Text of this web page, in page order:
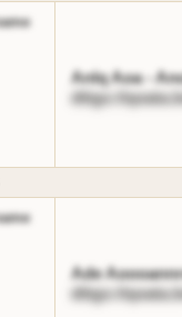
Anlq Aoa -
dttgs://
Ade
dttgs://